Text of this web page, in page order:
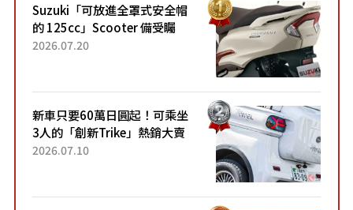
Suzuki「可放進全罩式安全帽
的 125cc」Scooter 備受矚
目！採用全新流線設計與各項
2026.07.20
新車只要60萬日圓起！可乘坐
3人的「創新Trike」熱銷大賣
成為人氣車款！「養車成本真
2026.07.10